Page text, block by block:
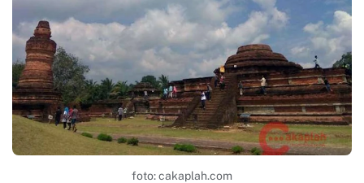
foto: cakaplah.com